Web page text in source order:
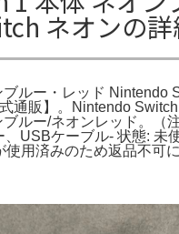
ネオンの
ルー・レッド Nintendo
通販】。Nintendo
ルー/ネオンレッド。（
USBケーブル- 状態:
使用済みのため返品不